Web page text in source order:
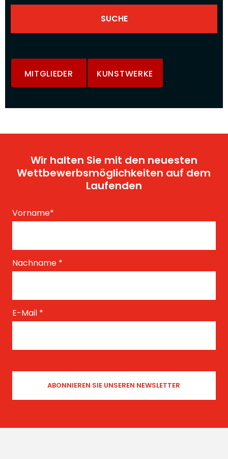
MITGLIEDER KUNSTWERKE
Wir halten Sie mit den neuesten
Wettbewerbsmöglichkeiten auf dem
Laufenden
Vorname*
Nachname *
E-Mail *